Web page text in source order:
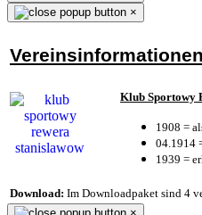
×
Klub Sportowy
1908 =
04.1914
1939 =
Download: Im Downloadpaket sind 4